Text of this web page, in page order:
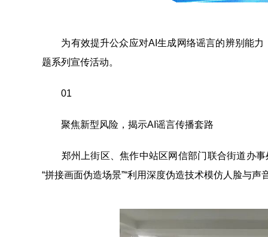
为有效提升公众应对AI生成网络谣言的辨别能力
题系列宣传活动。
01
聚焦新型风险，揭示AI谣言传播套路
郑州上街区、焦作中站区网信部门联合街道办事
“拼接画面伪造场景”“利用深度伪造技术模仿人脸与